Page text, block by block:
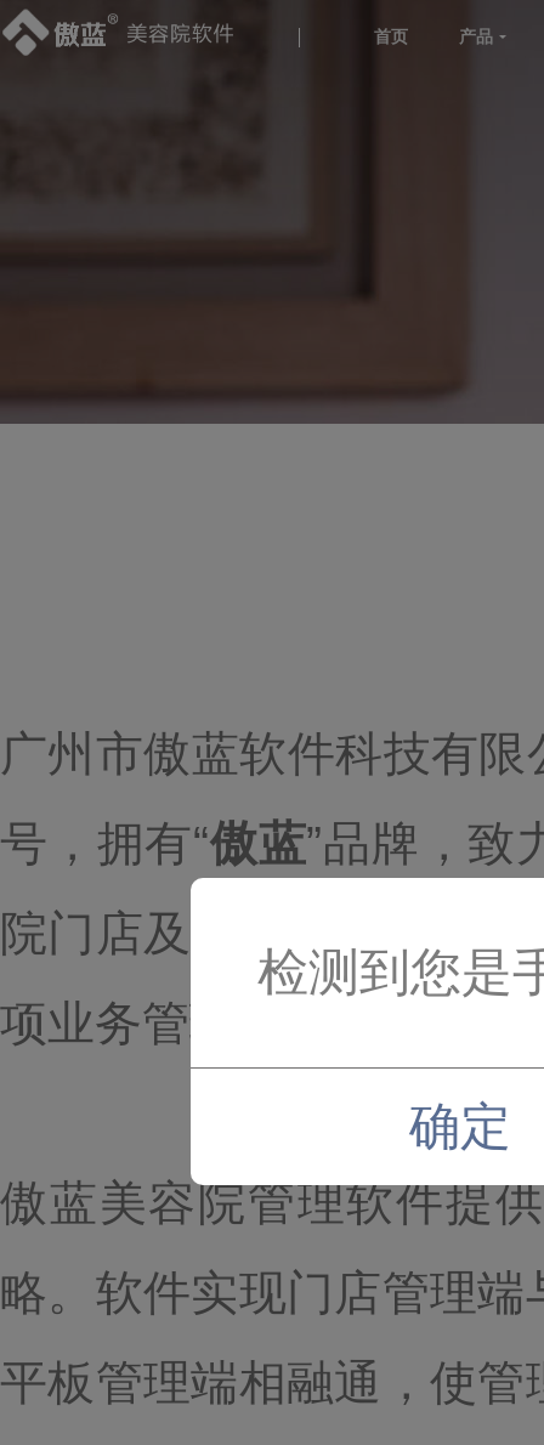
首页 产品
广州市傲蓝软件科技有
号，拥有“傲蓝”品牌，致
院门店及各大美容会所
项业务管理，提高工作效
傲蓝美容院管理软件提
略。软件实现门店管理
平板管理端相融通，使
检测到您是
确定